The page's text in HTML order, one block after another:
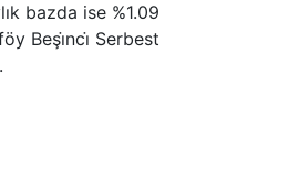
bazda ise %1.09
Beşi̇nci̇ Serbest